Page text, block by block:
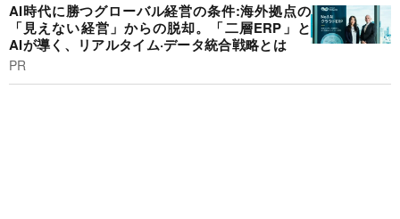
AI時代に勝つグローバル経営の条件:海外拠点の
「見えない経営」からの脱却。「二層ERP」と
AIが導く、リアルタイム·データ統合戦略とは
PR